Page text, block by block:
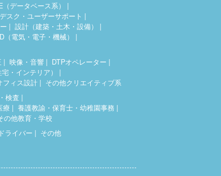
（データベース系）
スク・ユーザーサポート
設計（建築・土木・設備）
（電気・電子・機械）
映像・音響
DTPオペレーター
・インテリア）
フィス設計
その他クリエイティブ系
検査
療
養護教諭・保育士・幼稚園事務
の他教育・学校
ライバー
その他